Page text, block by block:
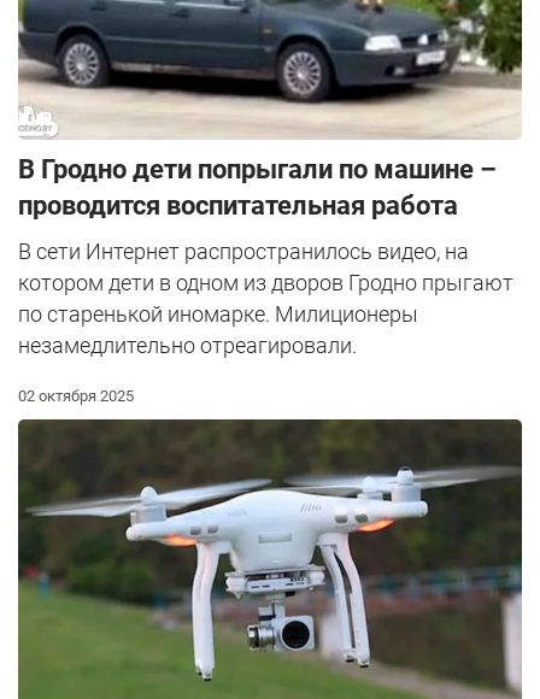
В Гродно дети попрыгали по машине –
проводится воспитательная работа
В сети Интернет распространилось видео, на
котором дети в одном из дворов Гродно прыгают
по старенькой иномарке. Милиционеры
незамедлительно отреагировали.
02 октября 2025